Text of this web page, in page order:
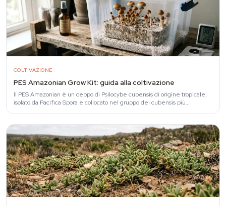
COLTIVAZIONE
PES Amazonian Grow Kit: guida alla coltivazione
Il PES Amazonian è un ceppo di Psilocybe cubensis di origine tropicale,
isolato da Pacifica Spora e collocato nel gruppo dei cubensis più